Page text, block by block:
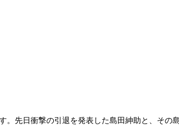
。先日衝撃の引退を発表した島田紳助と、そ